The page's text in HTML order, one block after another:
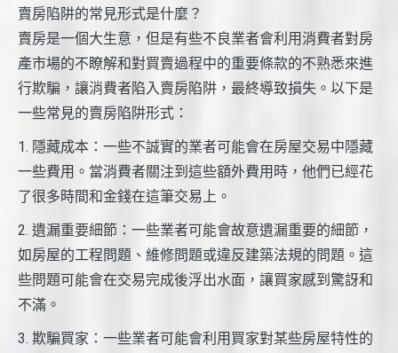
賣房陷阱的常見形式是什麼？
賣房是一個大生意，但是有些不良業者會利用消費者對房
產市場的不瞭解和對買賣過程中的重要條款的不熟悉來進
行欺騙，讓消費者陷入賣房陷阱，最終導致損失。以下是
一些常見的賣房陷阱形式：
1. 隱藏成本：一些不誠實的業者可能會在房屋交易中隱藏
一些費用。當消費者關注到這些額外費用時，他們已經花
了很多時間和金錢在這筆交易上。
2. 遺漏重要細節：一些業者可能會故意遺漏重要的細節，
如房屋的工程問題、維修問題或違反建築法規的問題。這
些問題可能會在交易完成後浮出水面，讓買家感到驚訝和
不滿。
3. 欺騙買家：一些業者可能會利用買家對某些房屋特性的